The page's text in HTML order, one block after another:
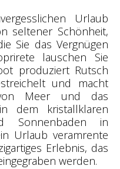
Urlaub
seltener Schönheit,
Sie das Vergnügen
lauschen Sie
produziert Rutsch
und macht
Meer und das
dem kristallklaren
Sonnenbaden in
Urlaub veramrente
Erlebnis, das
werden.